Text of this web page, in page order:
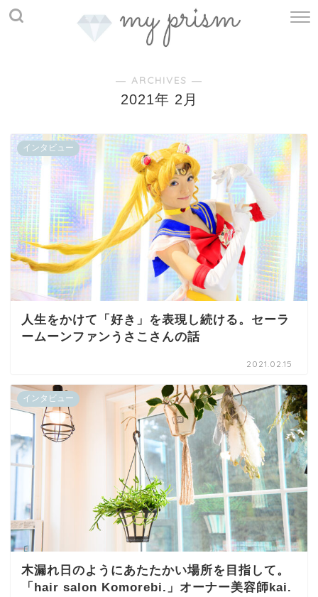
― ARCHIVES ―
2021年 2月
インタビュー
人生をかけて「好き」を表現し続ける。セーラ
ームーンファンうさこさんの話
2021.02.15
インタビュー
木漏れ日のようにあたたかい場所を目指して。
「hair salon Komorebi.」オーナー美容師kai.